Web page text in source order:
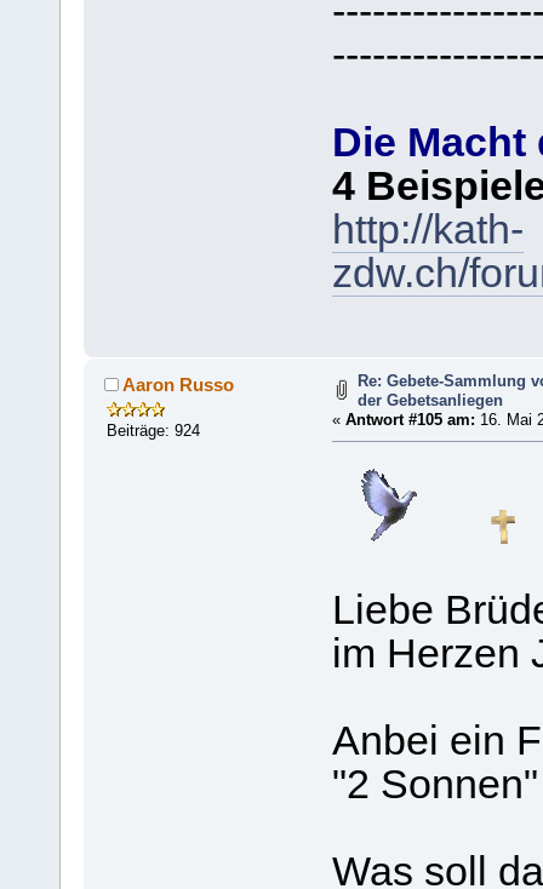
Die Macht
4
http://kath-
zdw.ch/
Aaron Russo
Beiträge: 924
Re: Gebete-Sammlung
der Gebetsanliegen
« Antwort #105 am: 16. Mai
Liebe
im Herzen
Anbei ein
"2
Was soll